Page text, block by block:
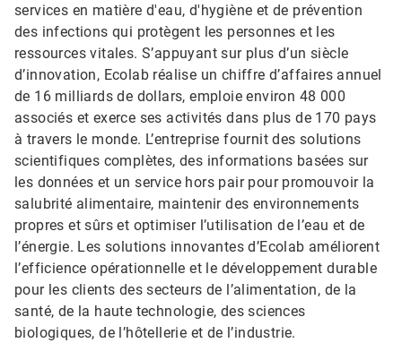
services en matière d'eau, d'hygiène et de prévention
des infections qui protègent les personnes et les
ressources vitales. S’appuyant sur plus d’un siècle
d’innovation, Ecolab réalise un chiffre d’affaires annuel
de 16 milliards de dollars, emploie environ 48 000
associés et exerce ses activités dans plus de 170 pays
à travers le monde. L’entreprise fournit des solutions
scientifiques complètes, des informations basées sur
les données et un service hors pair pour promouvoir la
salubrité alimentaire, maintenir des environnements
propres et sûrs et optimiser l’utilisation de l’eau et de
l’énergie. Les solutions innovantes d’Ecolab améliorent
l’efficience opérationnelle et le développement durable
pour les clients des secteurs de l’alimentation, de la
santé, de la haute technologie, des sciences
biologiques, de l’hôtellerie et de l’industrie.